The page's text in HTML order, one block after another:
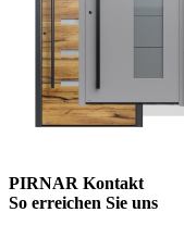
PIRNAR Kontakt
So erreichen Sie uns